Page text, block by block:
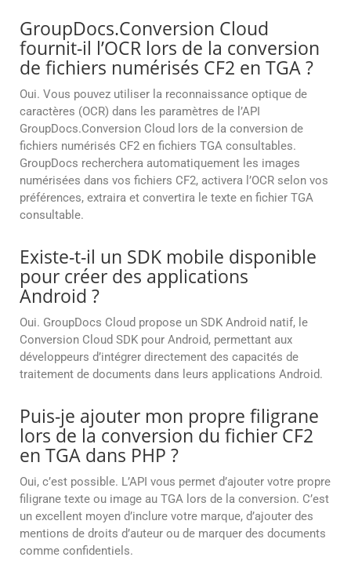
GroupDocs.Conversion Cloud
fournit-il l’OCR lors de la conversion
de fichiers numérisés CF2 en TGA ?
Oui. Vous pouvez utiliser la reconnaissance optique de
caractères (OCR) dans les paramètres de l’API
GroupDocs.Conversion Cloud lors de la conversion de
fichiers numérisés CF2 en fichiers TGA consultables.
GroupDocs recherchera automatiquement les images
numérisées dans vos fichiers CF2, activera l’OCR selon vos
préférences, extraira et convertira le texte en fichier TGA
consultable.
Existe-t-il un SDK mobile disponible
pour créer des applications
Android ?
Oui. GroupDocs Cloud propose un SDK Android natif, le
Conversion Cloud SDK pour Android, permettant aux
développeurs d’intégrer directement des capacités de
traitement de documents dans leurs applications Android.
Puis-je ajouter mon propre filigrane
lors de la conversion du fichier CF2
en TGA dans PHP ?
Oui, c’est possible. L’API vous permet d’ajouter votre propre
filigrane texte ou image au TGA lors de la conversion. C’est
un excellent moyen d’inclure votre marque, d’ajouter des
mentions de droits d’auteur ou de marquer des documents
comme confidentiels.